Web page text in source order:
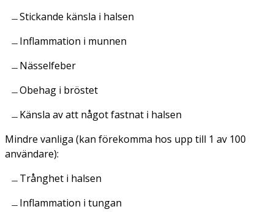
Stickande känsla i halsen
Inflammation i munnen
Nässelfeber
Obehag i bröstet
Känsla av att något fastnat i halsen
Mindre vanliga (kan förekomma hos upp till 1 av 100
användare):
Trånghet i halsen
Inflammation i tungan